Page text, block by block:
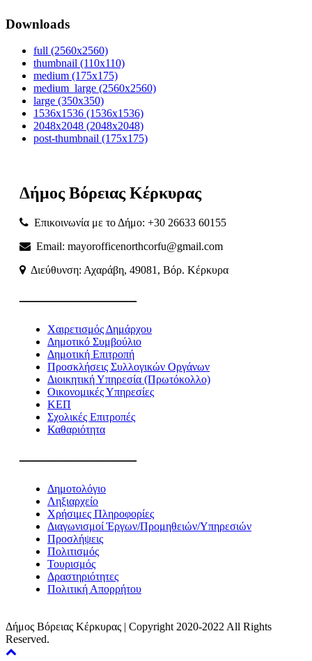
Downloads
full (2560x2560)
thumbnail (110x110)
medium (175x175)
medium_large (2560x2560)
large (350x350)
1536x1536 (1536x1536)
2048x2048 (2048x2048)
post-thumbnail (175x175)
Δήμος Βόρειας Κέρκυρας
Επικοινωνία με το Δήμο: +30 26633 60155
Email: mayorofficenorthcorfu@gmail.com
Διεύθυνση: Αχαράβη, 49081, Βόρ. Κέρκυρα
———————
Χαιρετισμός Δημάρχου
Δημοτικό Συμβούλιο
Δημοτική Επιτροπή
Προσκλήσεις Συλλογικών Οργάνων
Διοικητική Υπηρεσία (Πρωτόκολλο)
Οικονομικές Υπηρεσίες
ΚΕΠ
Σχολικές Επιτροπές
Καθαριότητα
———————
Δημοτολόγιο
Ληξιαρχείο
Χρήσιμες Πληροφορίες
Διαγωνισμοί Έργων/Προμηθειών/Υπηρεσιών
Προσλήψεις
Πολιτισμός
Τουρισμός
Δραστηριότητες
Πολιτική Απορρήτου
Δήμος Βόρειας Κέρκυρας | Copyright 2020-2022 All Rights
Reserved.